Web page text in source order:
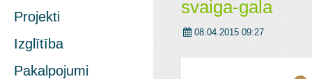
svaiga-gala
08.04.2015 09:27
Projekti
Izglītība
Pakalpojumi